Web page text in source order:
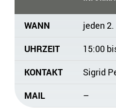
WANN
jeden
UHRZEIT
15:00
KONTAKT
Sigrid
MAIL
–